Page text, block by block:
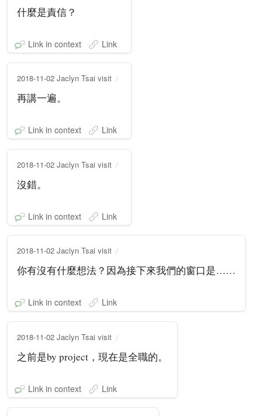
什麼是責信？
Link in context Link
2018-11-02 Jaclyn Tsai visit
再講一遍。
Link in context Link
2018-11-02 Jaclyn Tsai visit
沒錯。
Link in context Link
2018-11-02 Jaclyn Tsai visit
你有沒有什麼想法？因為接下來我們的窗口是……
Link in context Link
2018-11-02 Jaclyn Tsai visit
之前是by project，現在是全職的。
Link in context Link